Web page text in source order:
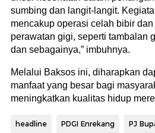
sumbing dan langit-langit.
mencakup operasi celah bibir
perawatan gigi, seperti tambalan
dan sebagainya,” imbuhnya.
Melalui Baksos ini, diharapkan
manfaat yang besar bagi
meningkatkan kualitas hidup
headline PDGI Enrekang PJ